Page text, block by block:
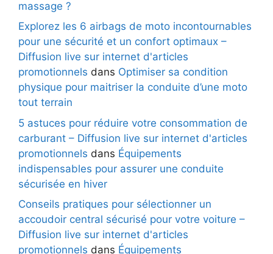
massage ?
Explorez les 6 airbags de moto incontournables
pour une sécurité et un confort optimaux –
Diffusion live sur internet d'articles
promotionnels dans Optimiser sa condition
physique pour maitriser la conduite d’une moto
tout terrain
5 astuces pour réduire votre consommation de
carburant – Diffusion live sur internet d'articles
promotionnels dans Équipements
indispensables pour assurer une conduite
sécurisée en hiver
Conseils pratiques pour sélectionner un
accoudoir central sécurisé pour votre voiture –
Diffusion live sur internet d'articles
promotionnels dans Équipements